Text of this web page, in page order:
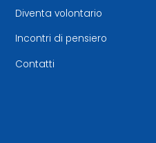
Diventa volontario
Incontri di pensiero
Contatti